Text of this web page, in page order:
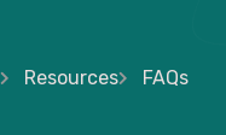
Resources FAQs